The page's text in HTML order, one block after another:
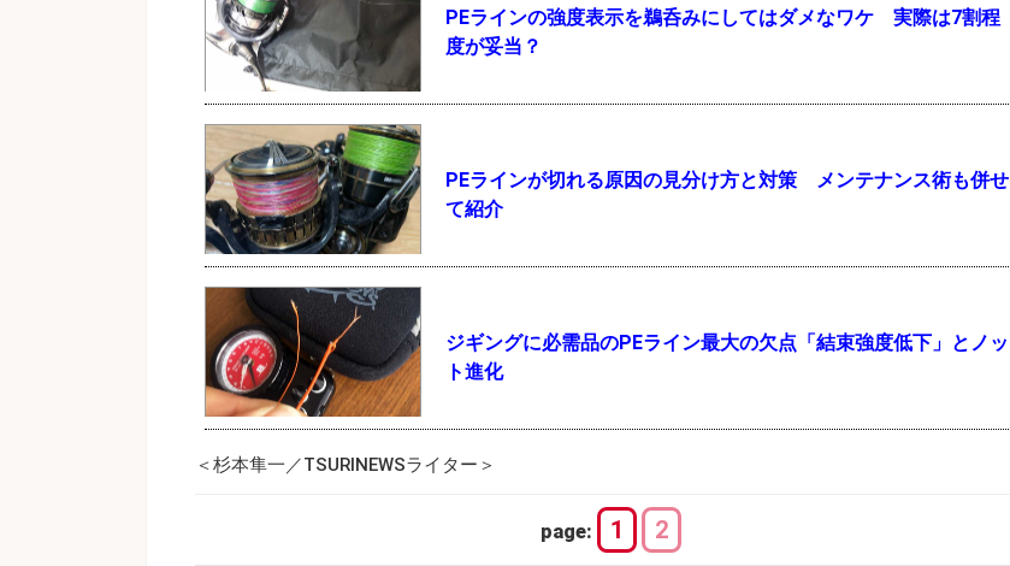
PEラインの強度表示を鵜呑みにしてはダメなワケ 実際は7割程
度が妥当？
PEラインが切れる原因の見分け方と対策 メンテナンス術も併せ
て紹介
ジギングに必需品のPEライン最大の欠点「結束強度低下」とノッ
ト進化
＜杉本隼一／TSURINEWSライター＞
page: 1 2